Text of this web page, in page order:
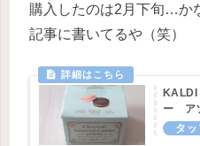
購入したのは2月下旬…か
記事に書いてるや（笑）
KALDI
ー ア